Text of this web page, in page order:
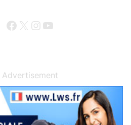
Facebook X InstagramYouTube
Advertisement